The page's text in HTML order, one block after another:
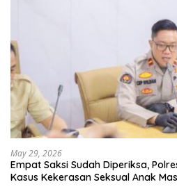
May 29, 2026
Empat Saksi Sudah Diperiksa,
Kasus Kekerasan Seksual Anak